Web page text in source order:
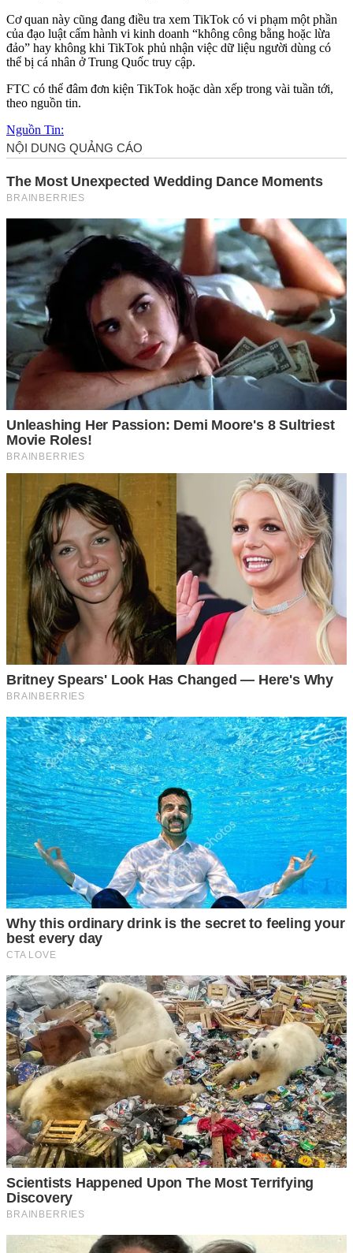
Cơ quan này cũng đang điều tra xem TikTok có vi phạm một phần
của đạo luật cấm hành vi kinh doanh “không công bằng hoặc lừa
đảo” hay không khi TikTok phủ nhận việc dữ liệu người dùng có
thể bị cá nhân ở Trung Quốc truy cập.
FTC có thể đâm đơn kiện TikTok hoặc dàn xếp trong vài tuần tới,
theo nguồn tin.
Nguồn Tin: